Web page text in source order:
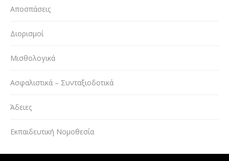
Αποσπάσεις
Διορισμοί
Μισθολογικά
Ασφαλιστικά – Συνταξιοδοτικά
Άδειες
Εκπαιδευτική Νομοθεσία